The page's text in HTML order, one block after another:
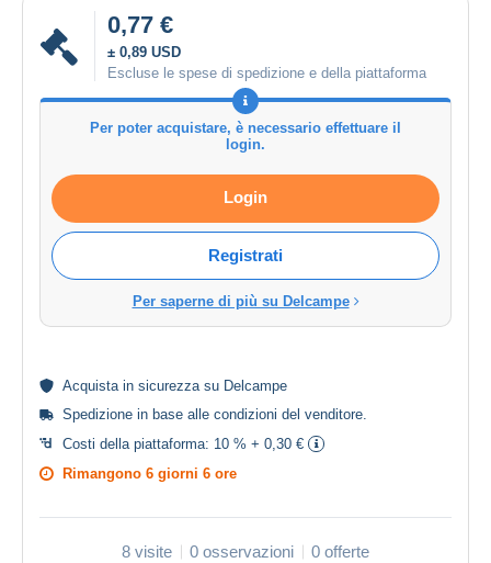
0,77 €
± 0,89 USD
Escluse le spese di spedizione e della piattaforma
Per poter acquistare, è necessario effettuare il
login.
Login
Registrati
Per saperne di più su Delcampe
Acquista in sicurezzasu Delcampe
Spedizione in base alle condizioni del venditore.
Costi della piattaforma: 10 % + 0,30 €
Rimangono 6 giorni 6 ore
8 visite 0 osservazioni 0 offerte